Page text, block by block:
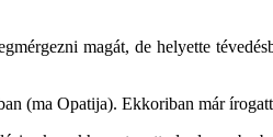
magát, de helyette
(ma Opatija). Ekkoriban már